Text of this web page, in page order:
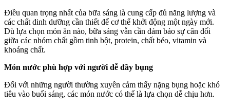
Điều quan trọng nhất của bữa sáng là cung cấp đủ năng lượng và
các chất dinh dưỡng cần thiết để c‌ơ th‌ể khởi động một ngày mới.
Dù lựa chọn món ăn nào, bữa sáng vẫn cần đảm bảo sự cân đối
giữa các nhóm chất gồm tinh bột, protein, chất béo, vitamin và
khoáng chất.
Món nước phù hợp với người dễ đầy bụng
Đối với những người thường xuyên cảm thấy nặng bụng hoặc khó
tiêu vào buổi sáng, các món nước có thể là lựa chọn dễ chịu hơn.